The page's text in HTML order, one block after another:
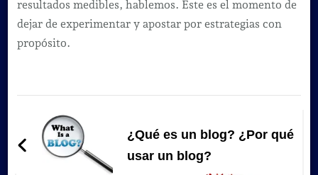
resultados medibles, hablemos. Este es el momento de
dejar de experimentar y apostar por estrategias con
propósito.
de
entradas
¿Qué es un blog? ¿Por qué
usar un blog?